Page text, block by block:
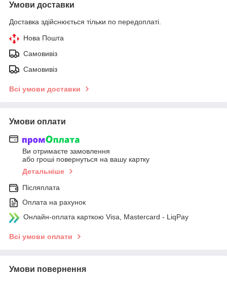
Умови доставки
Доставка здійснюється тільки по передоплаті.
Нова Пошта
Самовивіз
Самовивіз
Всі умови доставки
Умови оплати
Ви отримаєте замовлення
або гроші повернуться на вашу картку
Детальніше
Післяплата
Оплата на рахунок
Онлайн-оплата карткою Visa, Mastercard - LiqPay
Всі умови оплати
Умови повернення